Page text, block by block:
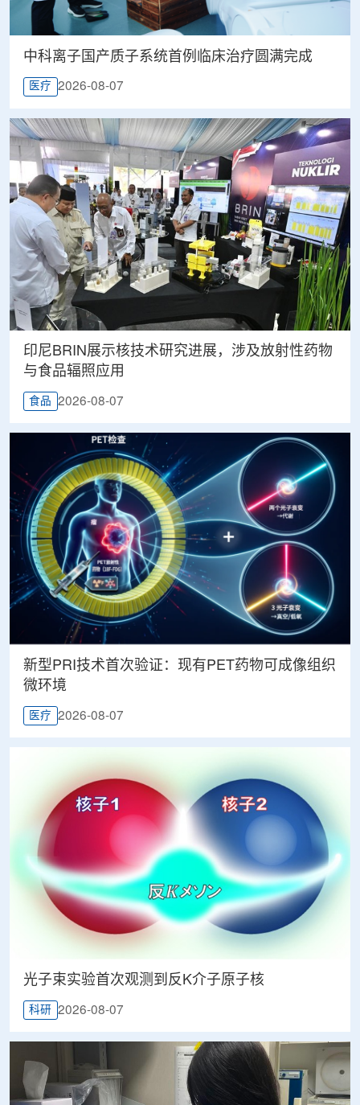
中科离子国产质子系统首例临床治疗圆满完成
医疗 2026-08-07
印尼BRIN展示核技术研究进展，涉及放射性药物
与食品辐照应用
食品 2026-08-07
新型PRI技术首次验证：现有PET药物可成像组织
微环境
医疗 2026-08-07
光子束实验首次观测到反K介子原子核
科研 2026-08-07